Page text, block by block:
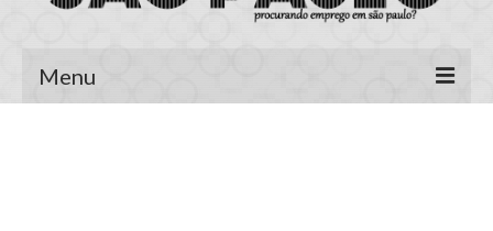
Menu